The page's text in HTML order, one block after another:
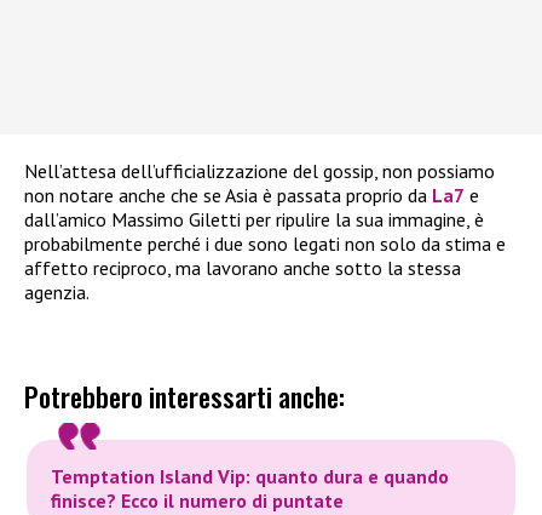
Nell’attesa dell’ufficializzazione del gossip, non possiamo
non notare anche che se Asia è passata proprio da La7 e
dall’amico Massimo Giletti per ripulire la sua immagine, è
probabilmente perché i due sono legati non solo da stima e
affetto reciproco, ma lavorano anche sotto la stessa
agenzia.
Potrebbero interessarti anche:
Temptation Island Vip: quanto dura e quando
finisce? Ecco il numero di puntate